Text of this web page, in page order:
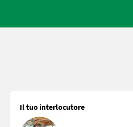
Il tuo interlocutore